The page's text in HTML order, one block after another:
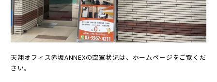
天翔オフィス赤坂ANNEXの空室状況は、ホームページをご覧くだ
さい。